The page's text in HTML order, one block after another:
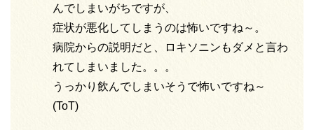
んでしまいがちですが、
症状が悪化してしまうのは怖いですね～。
病院からの説明だと、ロキソニンもダメと言わ
れてしまいました。。。
うっかり飲んでしまいそうで怖いですね～
(ToT)